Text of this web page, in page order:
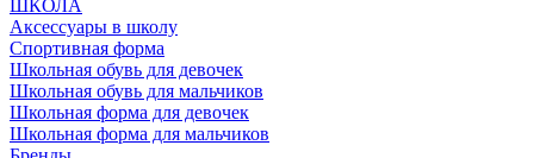
ШКОЛА
Аксессуары в школу
Спортивная форма
Школьная обувь для девочек
Школьная обувь для мальчиков
Школьная форма для девочек
Школьная форма для мальчиков